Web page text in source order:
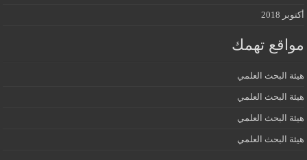
أكتوبر 2018
مواقع تهمك
هيئة البحث العلمي
هيئة البحث العلمي
هيئة البحث العلمي
هيئة البحث العلمي